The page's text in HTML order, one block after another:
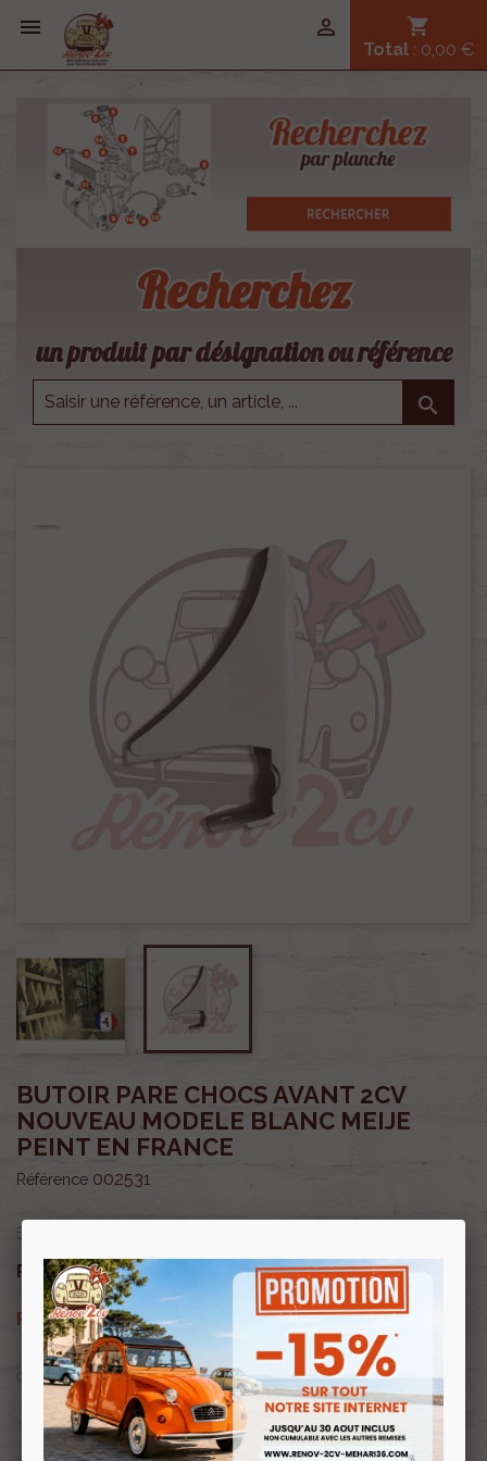
 shopping_cart
Total : 0,00 €

Recherchez
un produit par désignation ou référence

BUTOIR PARE CHOCS AVANT 2CV
NOUVEAU MODELE BLANC MEIJE
PEINT EN FRANCE
Référence 002531
31,00 €
Prix public :26,35 € TTC
Prix clubRenov 2cv:26,35 €TTC
OU PAYER EN